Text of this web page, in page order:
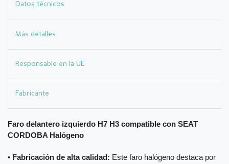
Datos técnicos
Más detalles
Responsable en la UE
Fabricante
Faro delantero izquierdo H7 H3 compatible con SEAT
CORDOBA Halógeno
• Fabricación de alta calidad: Este faro halógeno destaca por